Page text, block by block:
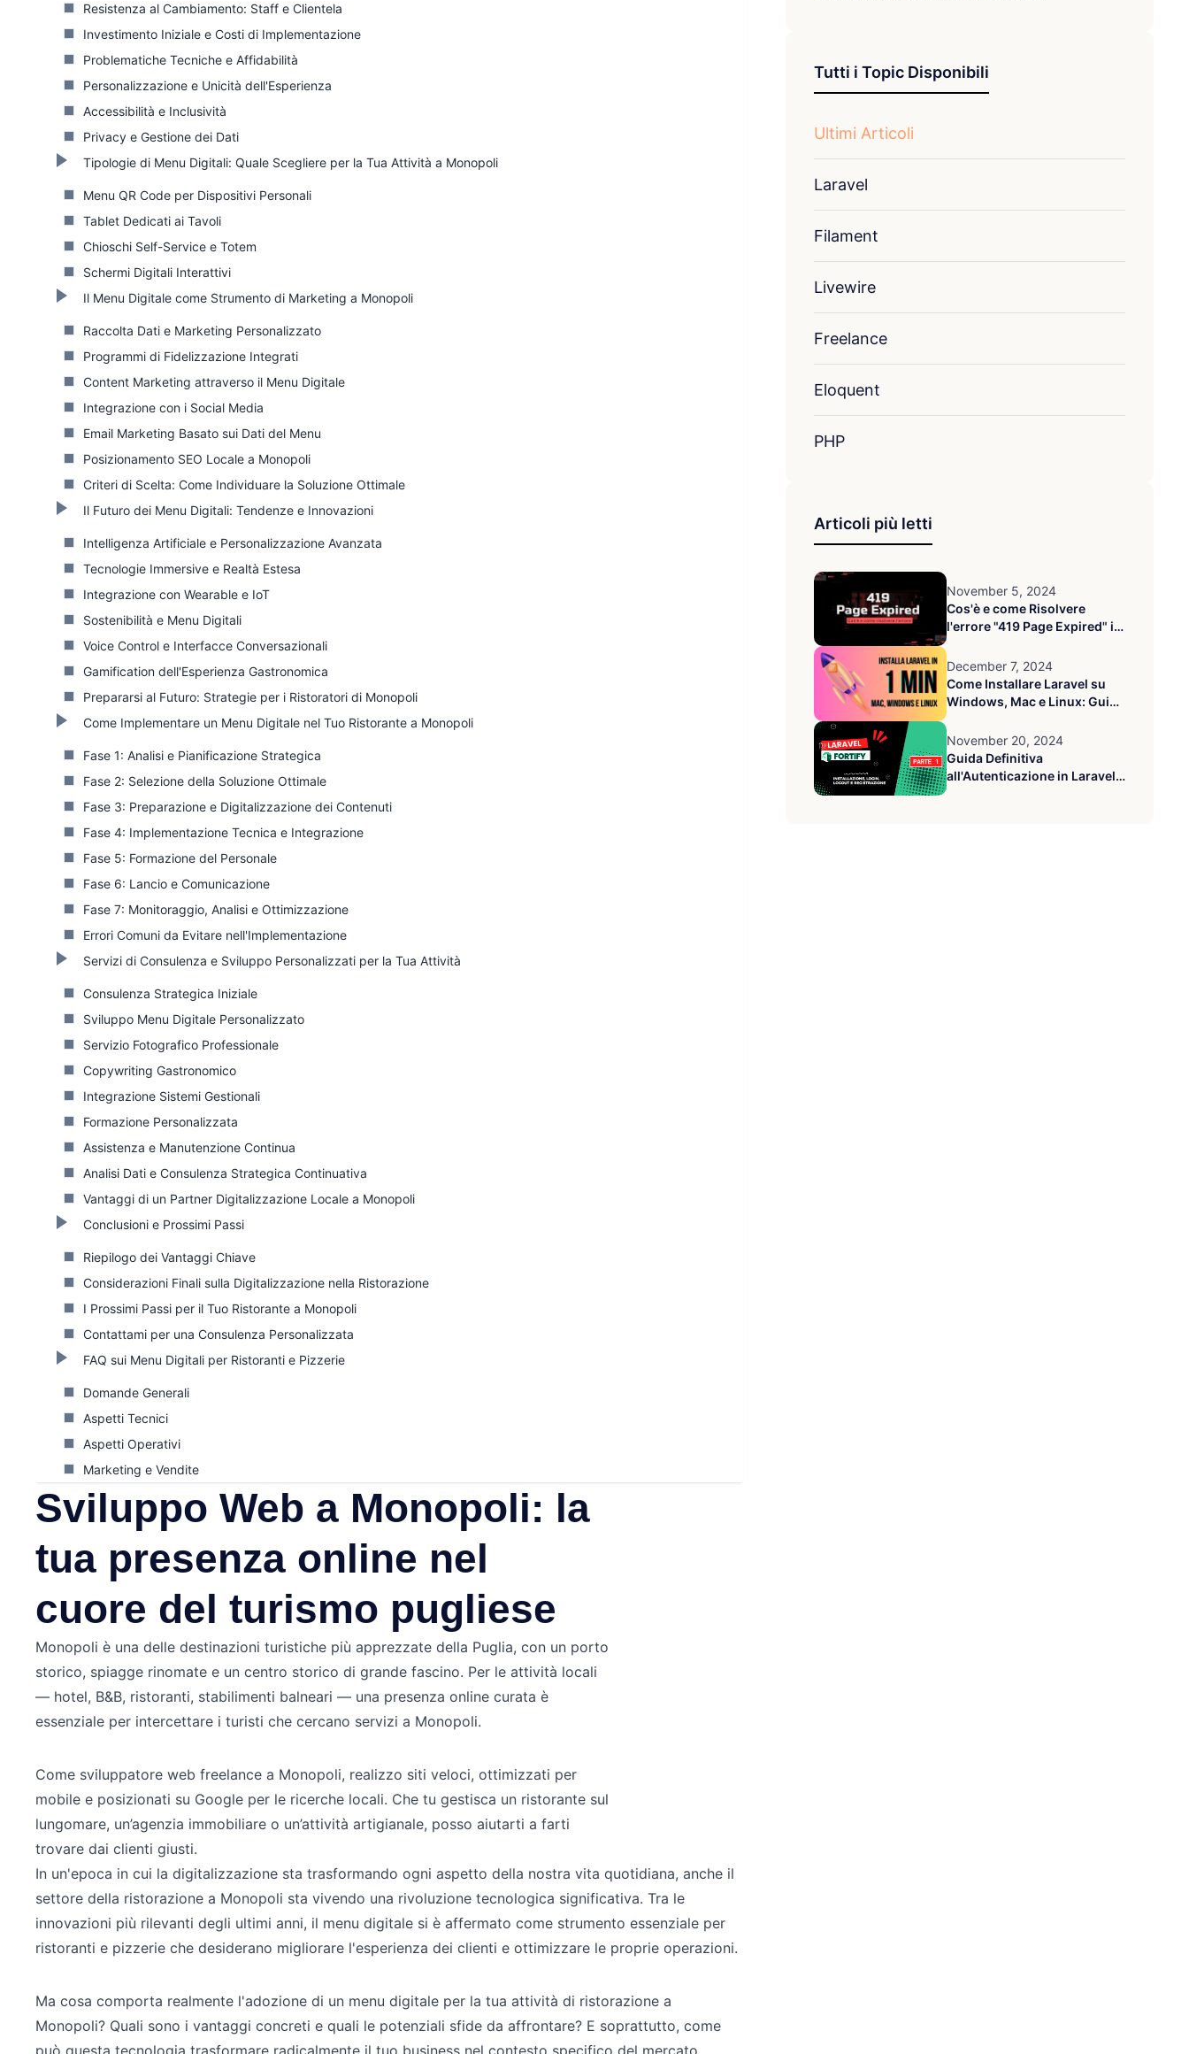
Resistenza al Cambiamento: Staff e Clientela
Investimento Iniziale e Costi di Implementazione
Problematiche Tecniche e Affidabilità
Personalizzazione e Unicità dell'Esperienza
Accessibilità e Inclusività
Privacy e Gestione dei Dati
Tipologie di Menu Digitali: Quale Scegliere per la Tua Attività a Monopoli
Menu QR Code per Dispositivi Personali
Tablet Dedicati ai Tavoli
Chioschi Self-Service e Totem
Schermi Digitali Interattivi
Il Menu Digitale come Strumento di Marketing a Monopoli
Raccolta Dati e Marketing Personalizzato
Programmi di Fidelizzazione Integrati
Content Marketing attraverso il Menu Digitale
Integrazione con i Social Media
Email Marketing Basato sui Dati del Menu
Posizionamento SEO Locale a Monopoli
Criteri di Scelta: Come Individuare la Soluzione Ottimale
Il Futuro dei Menu Digitali: Tendenze e Innovazioni
Intelligenza Artificiale e Personalizzazione Avanzata
Tecnologie Immersive e Realtà Estesa
Integrazione con Wearable e IoT
Sostenibilità e Menu Digitali
Voice Control e Interfacce Conversazionali
Gamification dell'Esperienza Gastronomica
Prepararsi al Futuro: Strategie per i Ristoratori di Monopoli
Come Implementare un Menu Digitale nel Tuo Ristorante a Monopoli
Fase 1: Analisi e Pianificazione Strategica
Fase 2: Selezione della Soluzione Ottimale
Fase 3: Preparazione e Digitalizzazione dei Contenuti
Fase 4: Implementazione Tecnica e Integrazione
Fase 5: Formazione del Personale
Fase 6: Lancio e Comunicazione
Fase 7: Monitoraggio, Analisi e Ottimizzazione
Errori Comuni da Evitare nell'Implementazione
Servizi di Consulenza e Sviluppo Personalizzati per la Tua Attività
Consulenza Strategica Iniziale
Sviluppo Menu Digitale Personalizzato
Servizio Fotografico Professionale
Copywriting Gastronomico
Integrazione Sistemi Gestionali
Formazione Personalizzata
Assistenza e Manutenzione Continua
Analisi Dati e Consulenza Strategica Continuativa
Vantaggi di un Partner Digitalizzazione Locale a Monopoli
Conclusioni e Prossimi Passi
Riepilogo dei Vantaggi Chiave
Considerazioni Finali sulla Digitalizzazione nella Ristorazione
I Prossimi Passi per il Tuo Ristorante a Monopoli
Contattami per una Consulenza Personalizzata
FAQ sui Menu Digitali per Ristoranti e Pizzerie
Domande Generali
Aspetti Tecnici
Aspetti Operativi
Marketing e Vendite
Sviluppo Web a Monopoli: la
tua presenza online nel
cuore del turismo pugliese
Monopoli è una delle destinazioni turistiche più apprezzate della Puglia, con un porto
storico, spiagge rinomate e un centro storico di grande fascino. Per le attività locali
— hotel, B&B, ristoranti, stabilimenti balneari — una presenza online curata è
essenziale per intercettare i turisti che cercano servizi a Monopoli.
Come sviluppatore web freelance a Monopoli, realizzo siti veloci, ottimizzati per
mobile e posizionati su Google per le ricerche locali. Che tu gestisca un ristorante sul
lungomare, un’agenzia immobiliare o un’attività artigianale, posso aiutarti a farti
trovare dai clienti giusti.
In un'epoca in cui la digitalizzazione sta trasformando ogni aspetto della nostra vita quotidiana, anche il
settore della ristorazione a Monopoli sta vivendo una rivoluzione tecnologica significativa. Tra le
innovazioni più rilevanti degli ultimi anni, il menu digitale si è affermato come strumento essenziale per
ristoranti e pizzerie che desiderano migliorare l'esperienza dei clienti e ottimizzare le proprie operazioni.
Ma cosa comporta realmente l'adozione di un menu digitale per la tua attività di ristorazione a
Monopoli? Quali sono i vantaggi concreti e quali le potenziali sfide da affrontare? E soprattutto, come
può questa tecnologia trasformare radicalmente il tuo business nel contesto specifico del mercato
Tutti i Topic Disponibili
Ultimi Articoli
Laravel
Filament
Livewire
Freelance
Eloquent
PHP
Articoli più letti
November 5, 2024
Cos'è e come Risolvere
l'errore "419 Page Expired" in
December 7, 2024
Come Installare Laravel su
Windows, Mac e Linux: Guida
November 20, 2024
Guida Definitiva
all'Autenticazione in Laravel